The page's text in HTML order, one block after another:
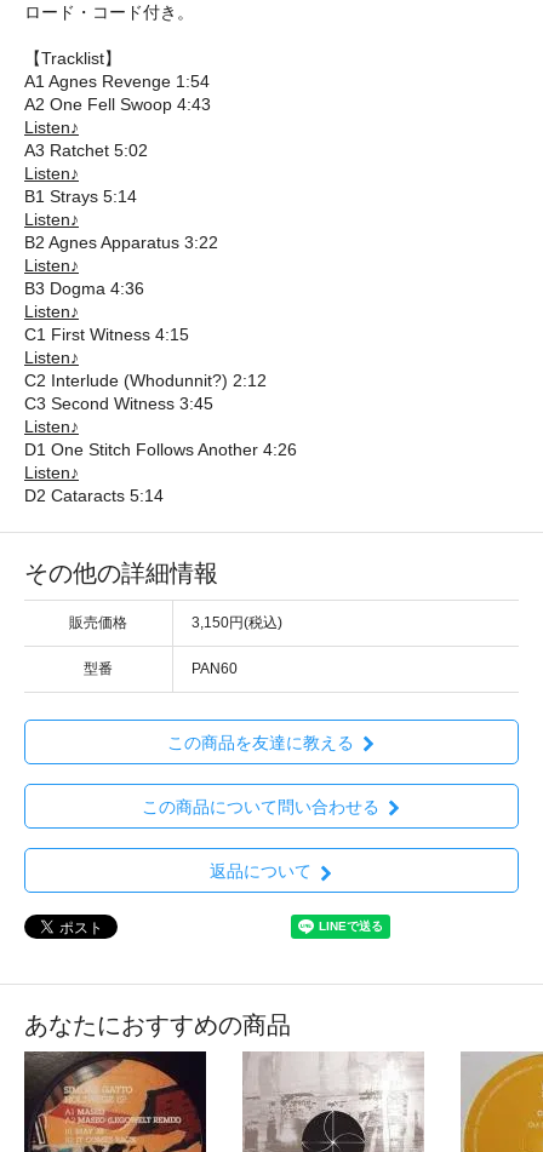
ロード・コード付き。
【Tracklist】
A1 Agnes Revenge 1:54
A2 One Fell Swoop 4:43
Listen♪
A3 Ratchet 5:02
Listen♪
B1 Strays 5:14
Listen♪
B2 Agnes Apparatus 3:22
Listen♪
B3 Dogma 4:36
Listen♪
C1 First Witness 4:15
Listen♪
C2 Interlude (Whodunnit?) 2:12
C3 Second Witness 3:45
Listen♪
D1 One Stitch Follows Another 4:26
Listen♪
D2 Cataracts 5:14
その他の詳細情報
販売価格 3,150円(税込)
型番 PAN60
この商品を友達に教える
この商品について問い合わせる
返品について
あなたにおすすめの商品